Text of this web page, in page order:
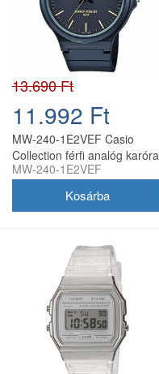
13.690 Ft
11.992 Ft
MW-240-1E2VEF Casio
Collection férfi analóg karóra
MW-240-1E2VEF